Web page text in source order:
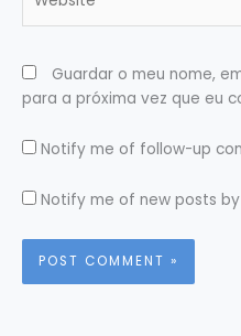
Guardar o meu nome,
para a próxima vez que eu
Notify me of follow-up
Notify me of new posts